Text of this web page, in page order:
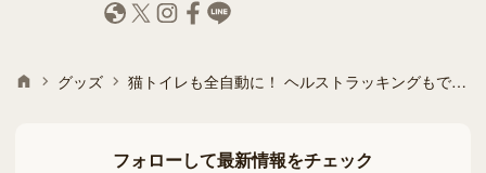
グッズ 猫トイレも全自動に！ ヘルストラッキングもできる次世代猫トイレ「Footloose（フットルース）」
フォローして最新情報をチェック